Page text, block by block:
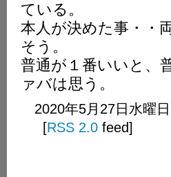
ている。
本人が決めた事・・
そう。
普通が１番いいと、
ァバは思う。
2020年5月27日水曜
[RSS 2.0 feed]